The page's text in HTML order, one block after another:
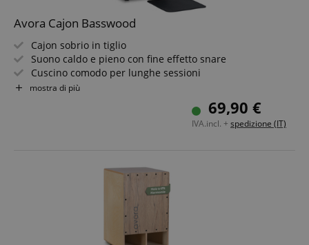
Avora Cajon Basswood
Cajon sobrio in tiglio
Suono caldo e pieno con fine effetto snare
Cuscino comodo per lunghe sessioni
Lavorazione artigianale precisa
Design espressivo - anche come complemento d'arredo
mostra di più
69,90 €
IVA.incl. + spedizione (IT)